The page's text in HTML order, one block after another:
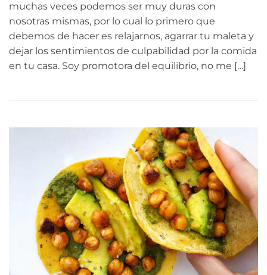
muchas veces podemos ser muy duras con
nosotras mismas, por lo cual lo primero que
debemos de hacer es relajarnos, agarrar tu maleta y
dejar los sentimientos de culpabilidad por la comida
en tu casa. Soy promotora del equilibrio, no me […]